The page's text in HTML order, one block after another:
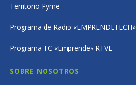
Territorio Pyme
Programa de Radio «EMPRENDETECH»
Programa TC «Emprende» RTVE
SOBRE NOSOTROS